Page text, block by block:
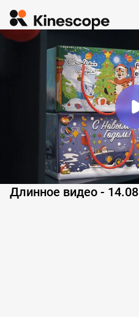
Длинное видео - 14.08